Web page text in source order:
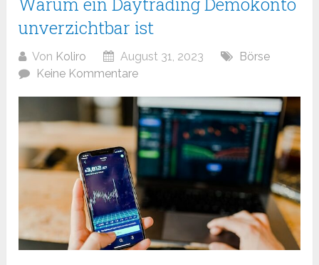
unverzichtbar ist
Von Koliro August 31, 2023
Börse
Keine Kommentare